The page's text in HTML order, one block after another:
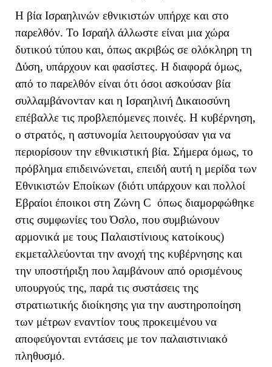
Η βία Ισραηλινών εθνικιστών υπήρχε και στο
παρελθόν. Το Ισραήλ άλλωστε είναι μια χώρα
δυτικού τύπου και, όπως ακριβώς σε ολόκληρη τη
Δύση, υπάρχουν και φασίστες. Η διαφορά όμως,
από το παρελθόν είναι ότι όσοι ασκούσαν βία
συλλαμβάνονταν και η Ισραηλινή Δικαιοσύνη
επέβαλλε τις προβλεπόμενες ποινές. Η κυβέρνηση,
ο στρατός, η αστυνομία λειτουργούσαν για να
περιορίσουν την εθνικιστική βία. Σήμερα όμως, το
πρόβλημα επιδεινώνεται, επειδή αυτή η μερίδα των
Εθνικιστών Εποίκων (διότι υπάρχουν και πολλοί
Εβραίοι έποικοι στη Ζώνη C όπως διαμορφώθηκε
στις συμφωνίες του Όσλο, που συμβιώνουν
αρμονικά με τους Παλαιστίνιους κατοίκους)
εκμεταλλεύονται την ανοχή της κυβέρνησης και
την υποστήριξη που λαμβάνουν από ορισμένους
υπουργούς της, παρά τις συστάσεις της
στρατιωτικής διοίκησης για την αυστηροποίηση
των μέτρων εναντίον τους προκειμένου να
αποφεύγονται εντάσεις με τον παλαιστινιακό
πληθυσμό.